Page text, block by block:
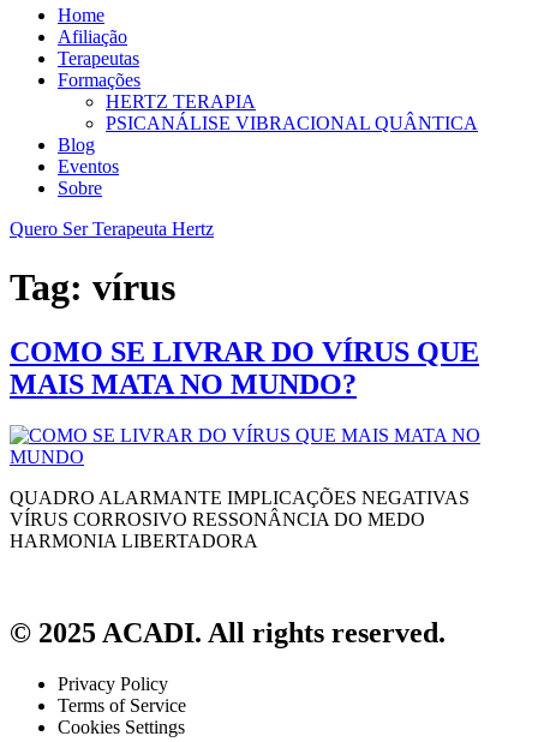
Home
Afiliação
Terapeutas
Formações
HERTZ TERAPIA
PSICANÁLISE VIBRACIONAL QUÂNTICA
Blog
Eventos
Sobre
Quero Ser Terapeuta Hertz
Tag: vírus
COMO SE LIVRAR DO VÍRUS QUE
MAIS MATA NO MUNDO?
QUADRO ALARMANTE IMPLICAÇÕES NEGATIVAS
VÍRUS CORROSIVO RESSONÂNCIA DO MEDO
HARMONIA LIBERTADORA
© 2025 ACADI. All rights reserved.
Privacy Policy
Terms of Service
Cookies Settings